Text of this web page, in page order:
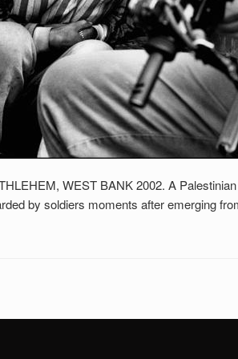
WEST BANK 2002. A
by soldiers moments after emerging